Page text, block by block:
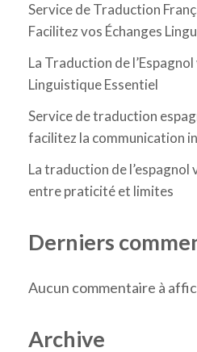
Service de Traduction
Facilitez vos Échanges
La Traduction de
Linguistique Essentiel
Service de traduction
facilitez la communication
La traduction de l’espagnol
entre praticité et limites
Derniers
Aucun commentaire à
Archive